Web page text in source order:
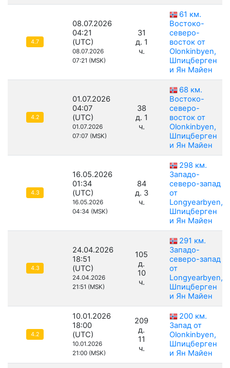
4.7
08.07.2026
04:21
(UTC)
08.07.2026
07:21 (MSK)
31
д. 1
ч.
61 км.
Востоко-
северо-
восток от
Olonkinbyen,
Шпицберген
и Ян Майен
4.2
01.07.2026
04:07
(UTC)
01.07.2026
07:07 (MSK)
38
д. 1
ч.
68 км.
Востоко-
северо-
восток от
Olonkinbyen,
Шпицберген
и Ян Майен
4.3
16.05.2026
01:34
(UTC)
16.05.2026
04:34 (MSK)
84
д. 3
ч.
298 км.
Западо-
северо-запад
от
Longyearbyen,
Шпицберген
и Ян Майен
4.3
24.04.2026
18:51
(UTC)
24.04.2026
21:51 (MSK)
105
д.
10
ч.
291 км.
Западо-
северо-запад
от
Longyearbyen,
Шпицберген
и Ян Майен
4.2
10.01.2026
18:00
(UTC)
10.01.2026
21:00 (MSK)
209
д.
11
ч.
200 км.
Запад от
Olonkinbyen,
Шпицберген
и Ян Майен